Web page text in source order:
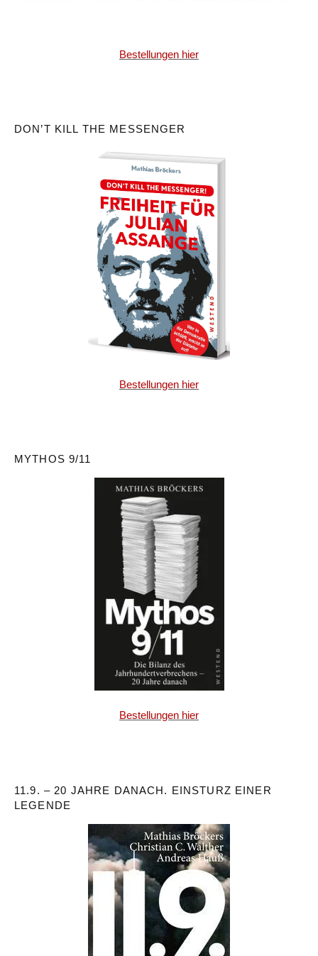
Bestellungen hier
DON’T KILL THE MESSENGER
Bestellungen hier
MYTHOS 9/11
Bestellungen hier
11.9. – 20 JAHRE DANACH. EINSTURZ EINER
LEGENDE